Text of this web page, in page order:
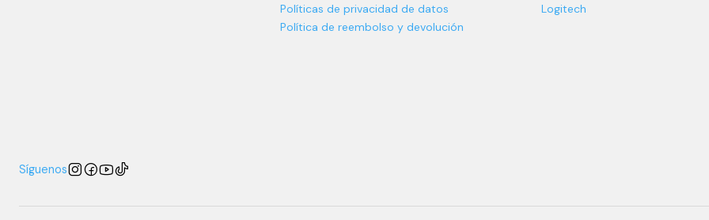
Síguenos
Políticas de privacidad de datos
Política de reembolso y devolución
Logitech